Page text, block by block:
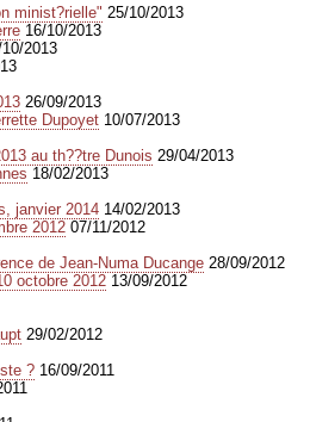
minist?rielle" 25/10/2013
16/10/2013
10/2013
26/09/2013
Dupoyet 10/07/2013
au th??tre Dunois 29/04/2013
18/02/2013
janvier 2014 14/02/2013
2012 07/11/2012
de Jean-Numa Ducange 28/09/2012
octobre 2012 13/09/2012
29/02/2012
? 16/09/2011